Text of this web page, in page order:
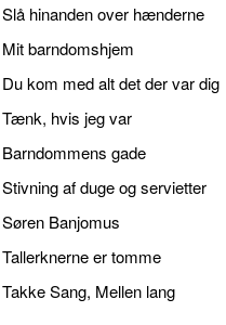
Slå hinanden over hænderne
Mit barndomshjem
Du kom med alt det der var dig
Tænk, hvis jeg var
Barndommens gade
Stivning af duge og servietter
Søren Banjomus
Tallerknerne er tomme
Takke Sang, Mellen lang